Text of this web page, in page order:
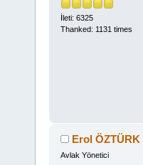
İleti: 6325
Thanked: 1131 times
Erol ÖZTÜRK
Avlak Yönetici